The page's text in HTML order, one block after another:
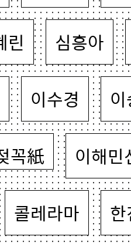
린 심흥아
이수경
꼭紙 이해민
콜레라마 한